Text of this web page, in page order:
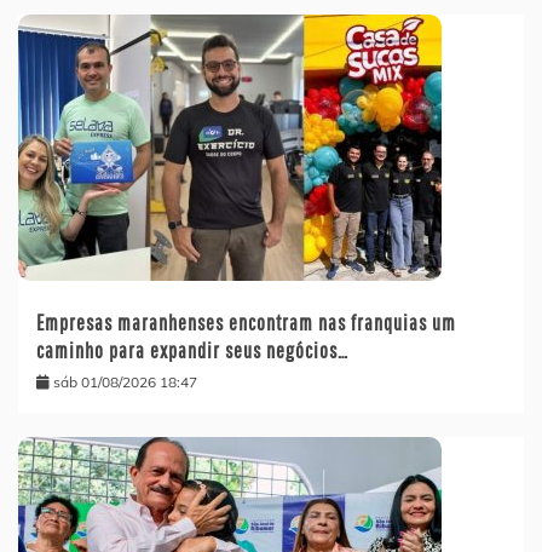
Empresas maranhenses encontram nas franquias um
caminho para expandir seus negócios…
sáb 01/08/2026 18:47